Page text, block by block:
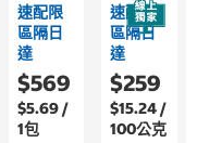
速配限
區隔日
達
$569
$5.69 /
1包
速配限
區隔日
達
$259
$15.24 /
100公克